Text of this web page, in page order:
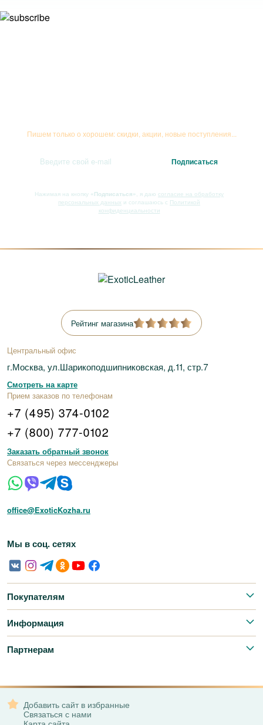
Пишем только о хорошем: скидки, акции, новые поступления...
Нажимая на кнопку «Подписаться» , я даю согласие на обработку
персональных данных и соглашаюсь с Политикой
конфиденциальности
Рейтинг магазина
Центральный офис
г.Москва, ул.Шарикоподшипниковская, д.11, стр.7
Смотреть на карте
Прием заказов по телефонам
+7 (495) 374-0102
+7 (800) 777-0102
Заказать обратный звонок
Связаться через мессенджеры
office@ExoticKozha.ru
Мы в соц. сетях
Покупателям
Информация
Партнерам
Добавить сайт в избранные
Связаться с нами